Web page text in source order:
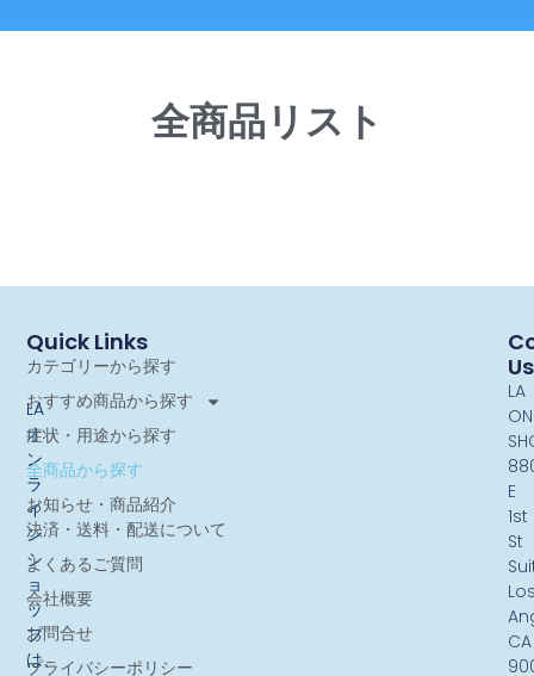
全商品リスト
LA
オ
ン
ラ
イ
ン
シ
ョ
ッ
プ
は、
Quick Links
カテゴリーから探す
おすすめ商品から探す
症状・用途から探す
全商品から探す
お知らせ・商品紹介
決済・送料・配送について
よくあるご質問
会社概要
お問合せ
プライバシーポリシー
Us
LA
E
1st
St
CA